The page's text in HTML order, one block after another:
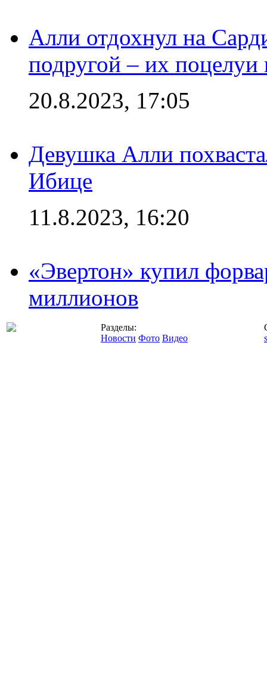
Алли отдохнул на
подругой – их поцелуи
20.8.2023, 17:05
Девушка Алли
Ибице
11.8.2023, 16:20
«Эвертон» купил
миллионов
Разделы:
Новости Фото Видео